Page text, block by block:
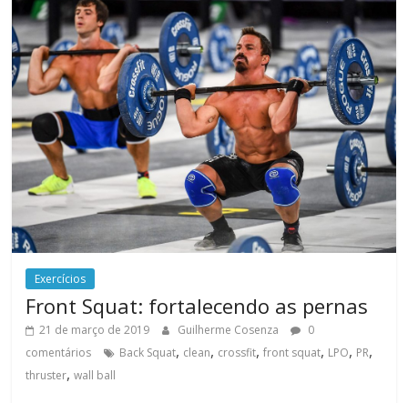
Exercícios
Front Squat: fortalecendo as pernas
21 de março de 2019 Guilherme Cosenza
0
comentários
Back Squat, clean, crossfit,front squat, LPO, PR,
thruster,wall ball